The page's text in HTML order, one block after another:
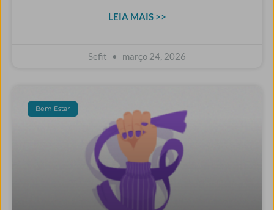
LEIA MAIS >>
Sefit março 24, 2026
Bem Estar